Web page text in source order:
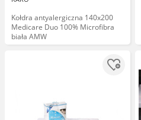
Kołdra antyalergiczna 140x200
Medicare Duo 100% Microfibra
biała AMW